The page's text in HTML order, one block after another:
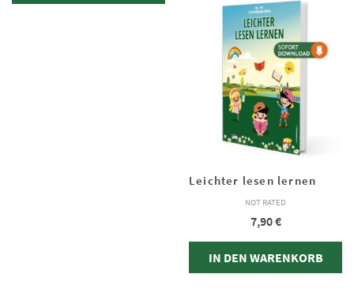
Leichter lesen lernen
NOT RATED
7,90€
IN DEN WARENKORB